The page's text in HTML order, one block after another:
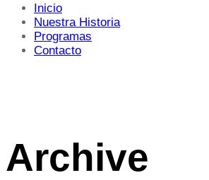
Inicio
Nuestra Historia
Programas
Contacto
Archive